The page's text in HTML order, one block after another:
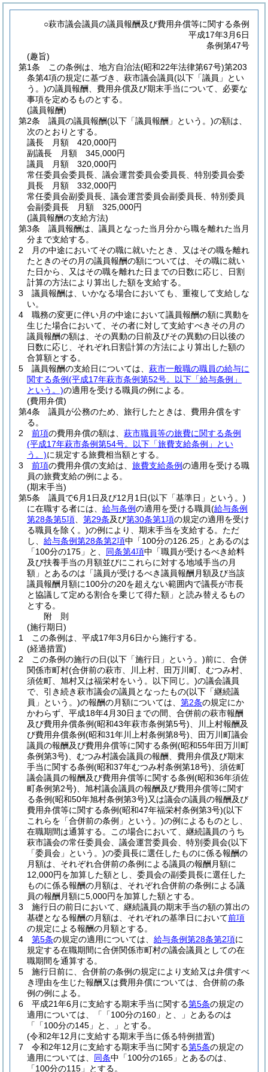
○萩市議会議員の議員報酬及び費用弁償等に関する条例
平成17年3月6日
条例第47号
(趣旨)
第1条
この条例は、地方自治法(昭和22年法律第67号)第203
条第4項の規定に基づき、萩市議会議員(以下「議員」とい
う。)の議員報酬、費用弁償及び期末手当について、必要な
事項を定めるものとする。
(議員報酬)
第2条
議員の議員報酬(以下「議員報酬」という。)の額は、
次のとおりとする。
議長 月額 420,000円
副議長 月額 345,000円
議員 月額 320,000円
常任委員会委員長、議会運営委員会委員長、特別委員会委
員長 月額 332,000円
常任委員会副委員長、議会運営委員会副委員長、特別委員
会副委員長 月額 325,000円
(議員報酬の支給方法)
第3条
議員報酬は、議員となった当月分から職を離れた当月
分まで支給する。
2
月の中途においてその職に就いたとき、又はその職を離れ
たときのその月の議員報酬の額については、その職に就い
た日から、又はその職を離れた日までの日数に応じ、日割
計算の方法により算出した額を支給する。
3
議員報酬は、いかなる場合においても、重複して支給しな
い。
4
職務の変更に伴い月の中途において議員報酬の額に異動を
生じた場合において、その者に対して支給すべきその月の
議員報酬の額は、その異動の日前及びその異動の日以後の
日数に応じ、それぞれ日割計算の方法により算出した額の
合算額とする。
5
議員報酬の支給日については、 萩市一般職の職員の給与に
関する条例(平成17年萩市条例第52号。以下「給与条例」
という。)の適用を受ける職員の例による。
(費用弁償)
第4条
議員が公務のため、旅行したときは、費用弁償をす
る。
2
前項の費用弁償の額は、 萩市職員等の旅費に関する条例
(平成17年萩市条例第54号。以下「旅費支給条例」とい
う。)に規定する旅費相当額とする。
3
前項の費用弁償の支給は、 旅費支給条例の適用を受ける職
員の旅費支給の例による。
(期末手当)
第5条
議員で6月1日及び12月1日(以下「基準日」という。)
に在職する者には、 給与条例の適用を受ける職員(給与条例
第28条第5項
第29条及び第30条第1項の規定の適用を受け
る職員を除く。)の例により、期末手当を支給する。 ただ
し、 給与条例第28条第2項中「100分の126.25」とあるのは
「100分の175」と、 同条第4項中「職員が受けるべき給料
及び扶養手当の月額並びにこれらに対する地域手当の月
額」とあるのは「議員が受けるべき議員報酬月額及び当該
議員報酬月額に100分の20を超えない範囲内で議長が市長
と協議して定める割合を乗じて得た額」と読み替えるもの
とする。
附 則
(施行期日)
1
この条例は、平成17年3月6日から施行する。
(経過措置)
2
この条例の施行の日(以下「施行日」という。)前に、合併
関係市町村(合併前の萩市、川上村、田万川町、むつみ村、
須佐町、旭村又は福栄村をいう。以下同じ。)の議会議員
で、引き続き萩市議会の議員となったもの(以下「継続議
員」という。)の報酬の月額については、 第2条の規定にか
かわらず、平成18年4月30日までの間、合併前の萩市報酬
及び費用弁償条例(昭和43年萩市条例第5号) 、川上村報酬及
び費用弁償条例(昭和31年川上村条例第8号) 、田万川町議会
議員の報酬及び費用弁償等に関する条例(昭和55年田万川町
条例第3号) 、むつみ村議会議員の報酬、費用弁償及び期末
手当に関する条例(昭和37年むつみ村条例第18号) 、須佐町
議会議員の報酬及び費用弁償等に関する条例(昭和36年須佐
町条例第2号) 、旭村議会議員の報酬及び費用弁償等に関す
る条例(昭和50年旭村条例第3号)又は議会の議員の報酬及び
費用弁償等に関する条例(昭和47年福栄村条例第3号)(以下
これらを「合併前の条例」という。)の例によるものとし、
在職期間は通算する。
この場合において、継続議員のうち
萩市議会の常任委員会、議会運営委員会、特別委員会(以下
「委員会」という。)の委員長に選任したものに係る報酬の
月額は、それぞれ合併前の条例による議員の報酬月額に
12,000円を加算した額とし、委員会の副委員長に選任した
ものに係る報酬の月額は、それぞれ合併前の条例による議
員の報酬月額に5,000円を加算した額とする。
3
施行日の前日において、継続議員の期末手当の額の算出の
基礎となる報酬の月額は、それぞれの基準日において前項
の規定による報酬の月額とする。
4
第5条の規定の適用については、 給与条例第28条第2項に
規定する在職期間に合併関係市町村の議会議員としての在
職期間を通算する。
5
施行日前に、合併前の条例の規定により支給又は弁償すべ
き理由を生じた報酬又は費用弁償については、合併前の条
例の例による。
6
平成21年6月に支給する期末手当に関する第5条の規定の
適用については、「「100分の160」と、」とあるのは
「「100分の145」と、」とする。
(令和2年12月に支給する期末手当に係る特例措置)
7
令和2年12月に支給する期末手当に関する第5条の規定の
適用については、 同条中「100分の165」とあるのは、
「100分の115」とする。